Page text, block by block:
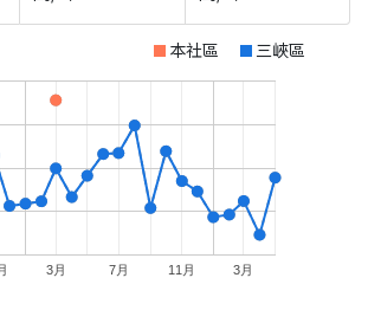
本社區 三峽區
3月 7月 11月 3月